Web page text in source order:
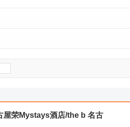
屋荣Mystays酒店/the b 名古